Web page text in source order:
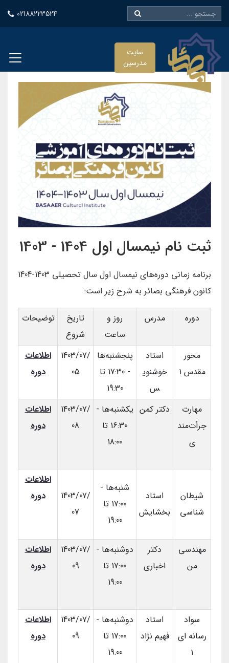
02188223524
سایت
مدرسین
ثبت نام نیمسال اول 1404 - 1403
برنامه زمانی دوره‌های نیمسال اول سال تحصیلی 1403-1404
کانون فرهنگی بصائر به شرح زیر است:
دوره مدرس
روز و
ساعت
تاریخ
شروع
توضیحات
محور
مقدس ۱
استاد
خوشنوی
س
پنجشنبه‌ها
- 17:30 تا
19:30
1403/07/
05
اطلاعات
دوره
مهارت
جرأت‌مند
ی
دکتر کمن یکشنبه‌ها -
16:30 تا
18:00
1403/07/
08
اطلاعات
دوره
شیطان
شناسی
استاد
بخشایش
شنبه‌ها -
17:00 تا
19:00
1403/07/
07
اطلاعات
دوره
مهندسی
من
دکتر
اخباری
دوشنبه‌ها -
17:00 تا
19:00
1403/07/
09
اطلاعات
دوره
سواد
رسانه ای
۱
استاد
فهیم نژاد
دوشنبه‌ها -
17:00 تا
19:00
1403/07/
09
اطلاعات
دوره